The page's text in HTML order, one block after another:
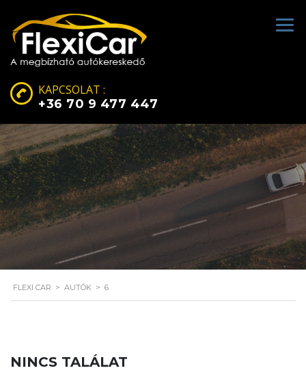
KAPCSOLAT :
+36 70 9 477 447
FLEXI CAR > AUTÓK > 6
NINCS TALÁLAT